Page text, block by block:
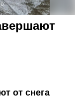
от снега